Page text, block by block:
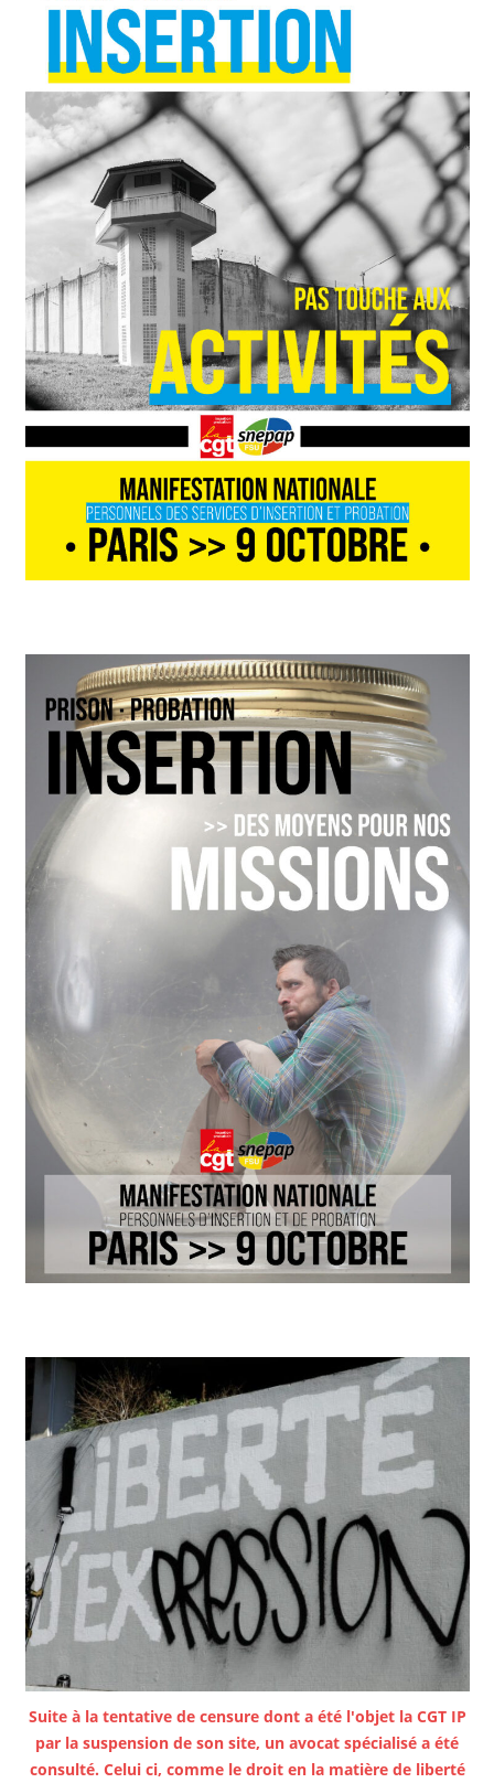
Suite à la tentative de censure dont a été l'objet la CGT IP
par la suspension de son site, un avocat spécialisé a été
consulté. Celui ci, comme le droit en la matière de liberté